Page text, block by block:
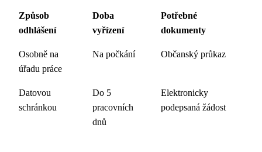
Způsob
odhlášení
Doba
vyřízení
Potřebné
dokumenty
Osobně na
úřadu práce
Na počkání Občanský průkaz
Datovou
schránkou
Do 5
pracovních
dnů
Elektronicky
podepsaná žádost